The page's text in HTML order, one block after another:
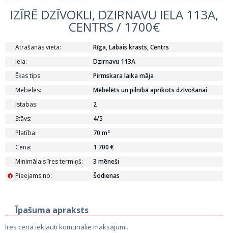
IZĪRĒ DZĪVOKLI, DZIRNAVU IELA 113A,
CENTRS / 1700€
Atrašanās vieta:
Rīga, Labais krasts, Centrs
Iela:
Dzirnavu 113A
Ēkas tips:
Pirmskara laika māja
Mēbeles:
Mēbelēts un pilnībā aprīkots dzīvošanai
Istabas:
2
Stāvs:
4/5
Platība:
70 m²
Cena:
1 700 €
Minimālais īres termiņš:
3 mēneši
Pieejams no:
i Šodienas
Īpašuma apraksts
Īres cenā iekļauti komunālie maksājumi.